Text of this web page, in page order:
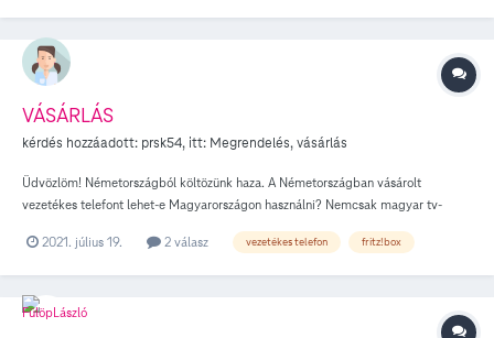
VÁSÁRLÁS
kérdés hozzáadott: prsk54, itt: Megrendelés, vásárlás
Üdvözlöm! Németországból költözünk haza. A Németországban vásárolt
vezetékes telefont lehet-e Magyarországon használni? Nemcsak magyar tv-
FRITZ!Box 7490 készülékkel kábelen keresztül? Vagy parabola antennával, ami
illetve vezetékes telefon hsználatra. Köszönöm! Üdvözlettel: Gergely Piroska
2021. július 19. 2 válasz vezetékes telefon fritz!box